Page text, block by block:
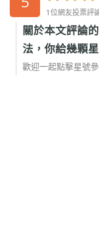
1位網友投票評
關於本文評論
法，你給幾顆
歡迎一起點擊星號